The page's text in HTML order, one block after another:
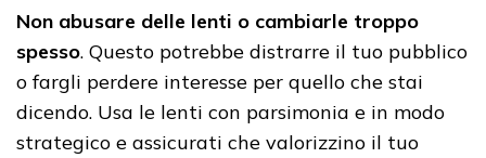
Non abusare delle lenti o cambiarle troppo
spesso. Questo potrebbe distrarre il tuo pubblico
o fargli perdere interesse per quello che stai
dicendo. Usa le lenti con parsimonia e in modo
strategico e assicurati che valorizzino il tuo